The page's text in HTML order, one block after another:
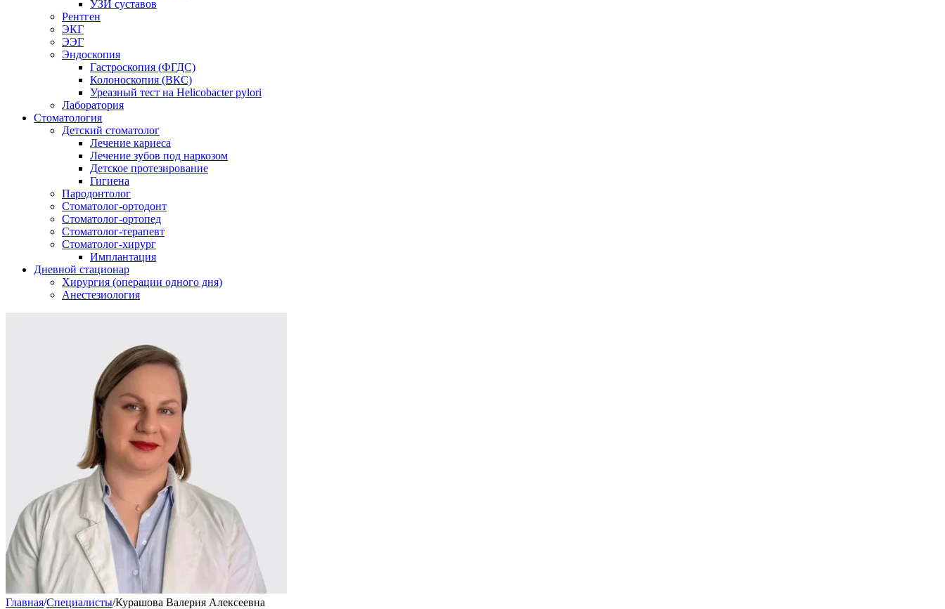
УЗИ суставов
Рентген
ЭКГ
ЭЭГ
Эндоскопия
Гастроскопия (ФГДС)
Колоноскопия (ВКС)
Уреазный тест на Helicobacter pylori
Лаборатория
Стоматология
Детский стоматолог
Лечение кариеса
Лечение зубов под наркозом
Детское протезирование
Гигиена
Пародонтолог
Стоматолог-ортодонт
Стоматолог-ортопед
Стоматолог-терапевт
Стоматолог-хирург
Имплантация
Дневной стационар
Хирургия (операции одного дня)
Анестезиология
Главная/Специалисты/Курашова Валерия Алексеевна